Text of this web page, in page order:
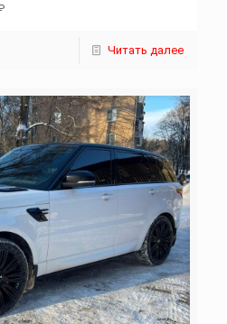
Читать далее